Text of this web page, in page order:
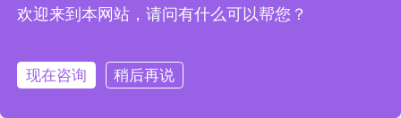
Copyright © 2020-2026 厦门兴锐嘉进出口有限公司 版权所有 备案号：
欢迎来到本网站，请问有什么可以帮您？
现在咨询 稍后再说